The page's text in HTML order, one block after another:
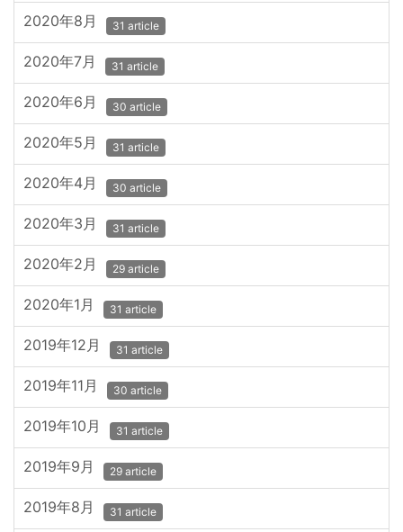
2020年8月 31 article
2020年7月 31 article
2020年6月 30 article
2020年5月 31 article
2020年4月 30 article
2020年3月 31 article
2020年2月 29 article
2020年1月 31 article
2019年12月 31 article
2019年11月 30 article
2019年10月 31 article
2019年9月 29 article
2019年8月 31 article